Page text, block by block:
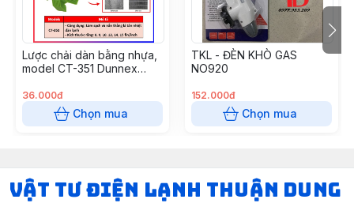
Lược chải dàn bằng nhựa,
model CT-351 Dunnex
36.000đ
Chọn mua
TKL - ĐÈN KHÒ GAS
NO920
152.000đ
Chọn mua
VẬT TƯ ĐIỆN LẠNH THUẬN DUNG